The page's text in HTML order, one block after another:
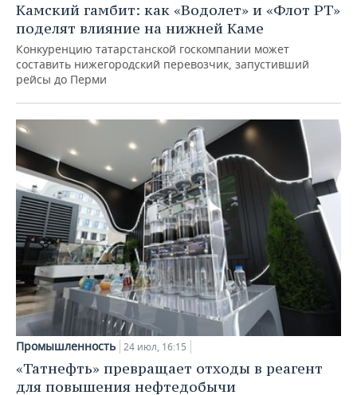
Камский гамбит: как «Водолет» и «Флот РТ»
поделят влияние на нижней Каме
Конкуренцию татарстанской госкомпании может
составить нижегородский перевозчик, запустивший
рейсы до Перми
Промышленность 24 июл, 16:15
«Татнефть» превращает отходы в реагент
для повышения нефтедобычи